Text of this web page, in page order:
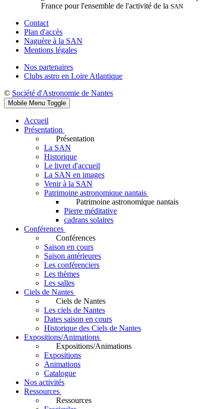
France pour l'ensemble de l'activité de la SAN
Contact
Plan d'accès
Naguère à la SAN
Mentions légales
Nos partenaires
Clubs astro en Loire Atlantique
© Société d'Astronomie de Nantes
Mobile Menu Toggle
Accueil
Présentation
Présentation
La SAN
Historique
Le livret d'accueil
La SAN en images
Venir à la SAN
Patrimoine astronomique nantais
Patrimoine astronomique nantais
Pierre méditative
cadrans solaires
Conférences
Conférences
Saison en cours
Saison antérieures
Les conférenciers
Les thèmes
Les salles
Ciels de Nantes
Ciels de Nantes
Les ciels de Nantes
Dates saison en cours
Historique des Ciels de Nantes
Expositions/Animations
Expositions/Animations
Expositions
Animations
Catalogue
Nos activités
Ressources
Ressources